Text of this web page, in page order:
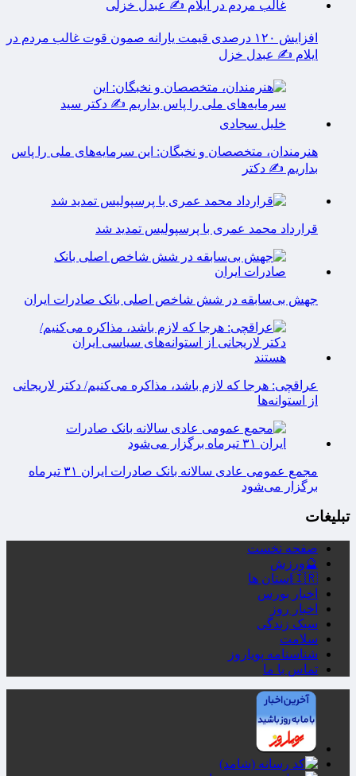
افزایش ۱۲۰ درصدی قیمت یارانه صمون قوت غالب مردم در
ایلام ✍️ عبدل خزل
هنرمندان، متخصصان و نخبگان: این سرمایه‌های ملی را پاس
بداریم ✍️ دکتر
قرارداد محمد عمری با پرسپولیس تمدید شد
جهش بی‌سابقه در شش شاخص اصلی بانک صادرات ایران
عراقچی: هرجا که لازم باشد، مذاکره می‌کنیم/ دکتر لاریجانی
از استوانه‌ها
مجمع عمومی عادی سالانه بانک صادرات ایران ۳۱ تیرماه
برگزار می‌شود
تبلیغات
صفحه نخست
🔮ورزش
🇮🇷استان ها
اخبار بورس
اخبار روز
سبک زندگی
سلامت
شناسنامه پویاروز
تماس با ما